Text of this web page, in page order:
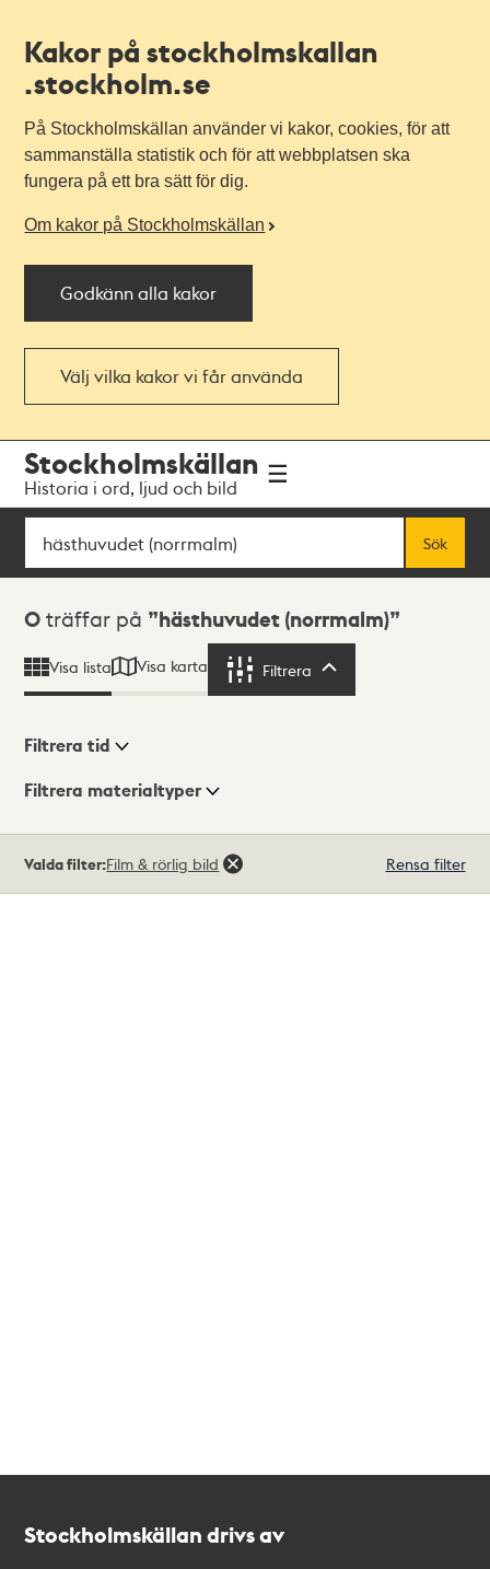
Kakor på stockholmskallan
.stockholm.se
På Stockholmskällan använder vi kakor, cookies, för att
sammanställa statistik och för att webbplatsen ska
fungera på ett bra sätt för dig.
Om kakor på Stockholmskällan
Godkänn alla kakor
Välj vilka kakor vi får använda
navigationen
huvudinnehållet
Stockholmskällan
Historia i ord, ljud och bild
Sök
Sök
Sökresultat
0 träffar på hästhuvudet (norrmalm)
Visa lista Visa karta Filtrera
Visningsläge
Filtrera tid
Filtrera materialtyper
träffar
Valda filter:Film & rörlig bild Rensa filter
Stockholmskällan drivs av